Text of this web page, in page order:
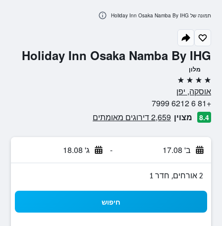
Holiday Inn Osaka Namba By IHG
מלון
4 כוכבים
אוסקה, יפן
+81 6 6212 7999
8.4 מצוין 2,659 דירוגים מאומתים
ב' 17.08 - ג' 18.08
2 אורחים, חדר 1
חיפוש
תמונה של Holiday Inn Osaka Namba By IHG